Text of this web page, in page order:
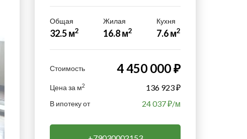
Общая
32.5 м2
Жилая
16.8 м2
Кухня
7.6 м2
Стоимость 4 450 000 ₽
Цена за м2 136 923 ₽
В ипотеку от 24 037₽/м